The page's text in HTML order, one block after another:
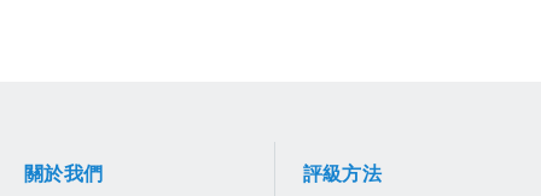
關於我們 評級方法